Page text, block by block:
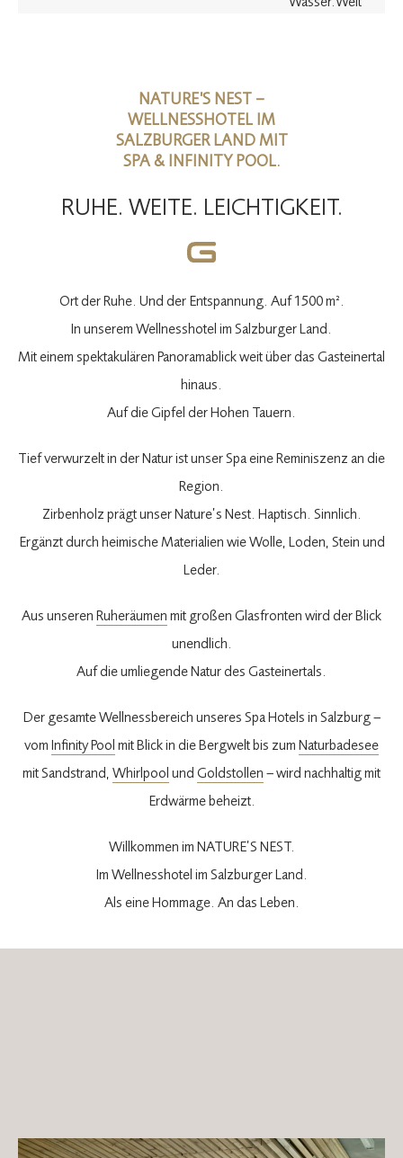
NATURE’S NEST –
WELLNESSHOTEL IM
SALZBURGER LAND MIT
SPA & INFINITY POOL.
RUHE. WEITE. LEICHTIGKEIT.
Ort der Ruhe. Und der Entspannung. Auf 1500 m².
In unserem Wellnesshotel im Salzburger Land.
Mit einem spektakulären Panoramablick weit über das Gasteinertal
hinaus.
Auf die Gipfel der Hohen Tauern.
Tief verwurzelt in der Natur ist unser Spa eine Reminiszenz an die
Region.
Zirbenholz prägt unser Nature’s Nest. Haptisch. Sinnlich.
Ergänzt durch heimische Materialien wie Wolle, Loden, Stein und
Leder.
Aus unserenRuheräumenmit großen Glasfronten wird der Blick
unendlich.
Auf die umliegende Natur des Gasteinertals.
Der gesamte Wellnessbereich unseres Spa Hotels in Salzburg –
vomInfinity Poolmit Blick in die Bergwelt bis zumNaturbadesee
mit Sandstrand,WhirlpoolundGoldstollen– wird nachhaltig mit
Erdwärme beheizt.
Willkommen im NATURE’S NEST.
Im Wellnesshotel im Salzburger Land.
Als eine Hommage. An das Leben.